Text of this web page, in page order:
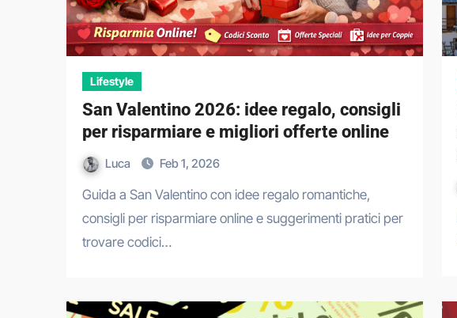
Lifestyle
San Valentino 2026: idee regalo, consigli
per risparmiare e migliori offerte online
Luca Feb 1, 2026
Guida a San Valentino con idee regalo romantiche,
consigli per risparmiare online e suggerimenti pratici per
trovare codici…